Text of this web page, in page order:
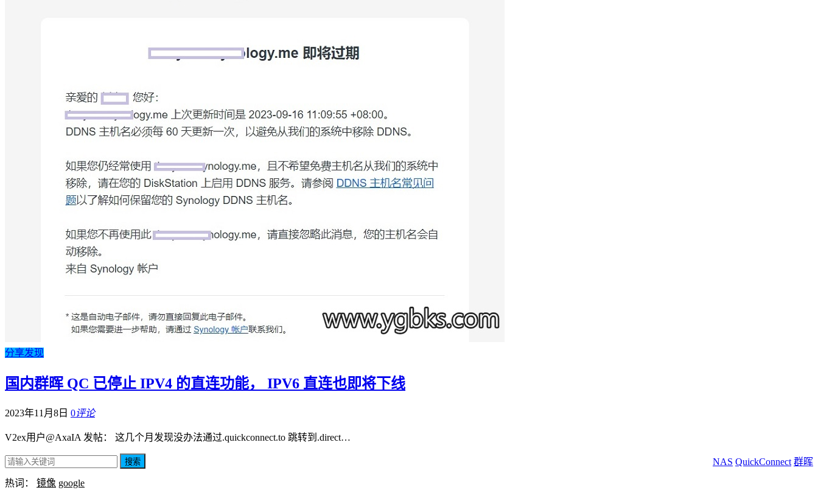
分享发现
国内群晖 QC 已停止 IPV4 的直连功能， IPV6 直连也即将下线
2023年11月8日 0评论
V2ex用户@AxaIA 发帖： 这几个月发现没办法通过.quickconnect.to 跳转到.direct…
NAS QuickConnect 群晖
搜索
热词： 镜像 google